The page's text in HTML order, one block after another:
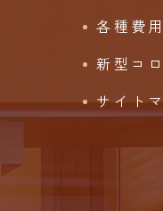
各種費用
新型コ
サイト